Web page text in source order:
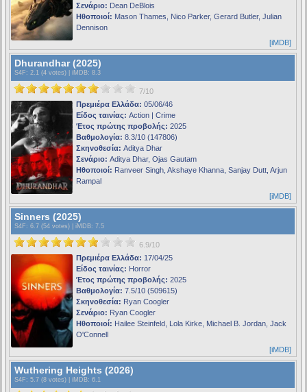
Σενάριο: Dean DeBlois
Ηθοποιοί: Mason Thames, Nico Parker, Gerard Butler, Julian
Dennison
[iMDB]
Dhurandhar (2025)
S4F : 2.1 (4 votes) | iMDB: 8.3
7/10
Πρεμιέρα Ελλάδα: 05/06/46
Είδος ταινίας: Action | Crime
Έτος πρώτης προβολής: 2025
Βαθμολογία: 8.3/10 (147806)
Σκηνοθεσία: Aditya Dhar
Σενάριο: Aditya Dhar, Ojas Gautam
Ηθοποιοί: Ranveer Singh, Akshaye Khanna, Sanjay Dutt, Arjun
Rampal
[iMDB]
Sinners (2025)
S4F : 6.7 (54 votes) | iMDB: 7.5
6.9/10
Πρεμιέρα Ελλάδα: 17/04/25
Είδος ταινίας: Horror
Έτος πρώτης προβολής: 2025
Βαθμολογία: 7.5/10 (509615)
Σκηνοθεσία: Ryan Coogler
Σενάριο: Ryan Coogler
Ηθοποιοί: Hailee Steinfeld, Lola Kirke, Michael B. Jordan, Jack
O'Connell
[iMDB]
Wuthering Heights (2026)
S4F : 5.7 (8 votes) | iMDB: 6.1